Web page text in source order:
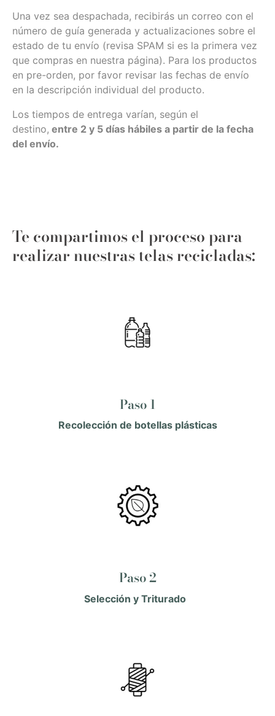
Una vez sea despachada, recibirás un correo con el
número de guía generada y actualizaciones sobre el
estado de tu envío (revisa SPAM si es la primera vez
que compras en nuestra página). Para los productos
en pre-orden, por favor revisar las fechas de envío
en la descripción individual del producto.
Los tiempos de entrega varían, según el
destino, entre 2 y 5 días hábiles a partir de la fecha
del envío.
Te compartimos el proceso para
realizar nuestras telas recicladas:
Paso 1
Recolección de botellas plásticas
Paso 2
Selección y Triturado